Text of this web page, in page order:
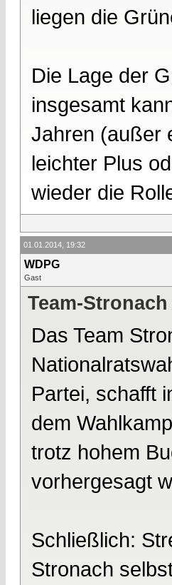
liegen die
Die Lage der
insgesamt
Jahren (außer
leichter Plus
wieder die
01.01.2014, 19:32
WDPG
Gast
Team-
Das Team
Partei, schafft
dem
trotz hohem
vorhergesagt
Schließlich:
Stronach